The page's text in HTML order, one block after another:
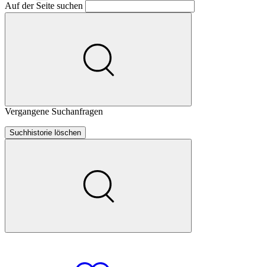
Auf der Seite suchen
Vergangene Suchanfragen
Suchhistorie löschen